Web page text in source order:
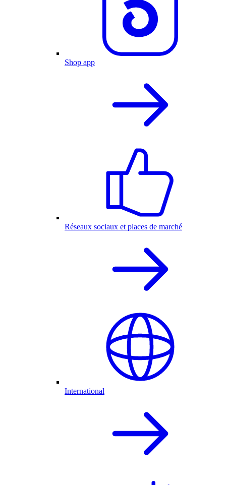
Shop app
Réseaux sociaux et places de marché
International